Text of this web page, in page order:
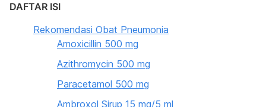
DAFTAR ISI
Rekomendasi Obat Pneumonia
Amoxicillin 500 mg
Azithromycin 500 mg
Paracetamol 500 mg
Ambroxol Sirup 15 mg/5 ml